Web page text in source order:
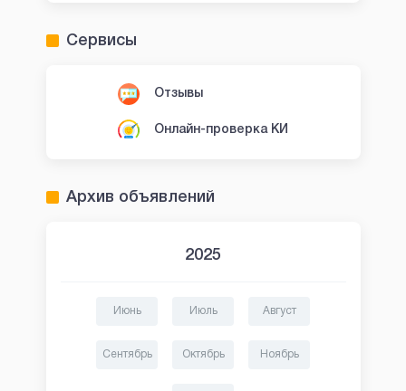
Сервисы
Отзывы
Онлайн-проверка КИ
Архив объявлений
2025
Июнь Июль Август
Сентябрь Октябрь Ноябрь